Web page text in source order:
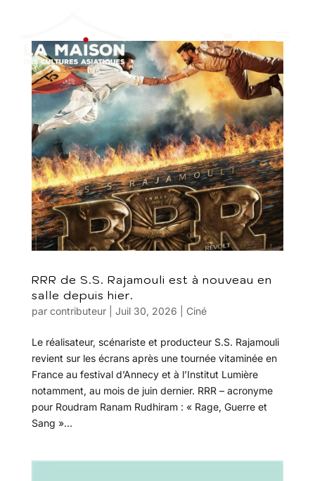
RRR de S.S. Rajamouli est à nouveau en
salle depuis hier.
par contributeur| Juil 30, 2026 Ciné
Le réalisateur, scénariste et producteur S.S. Rajamouli
revient sur les écrans après une tournée vitaminée en
France au festival d’Annecy et à l’Institut Lumière
notamment, au mois de juin dernier. RRR – acronyme
pour Roudram Ranam Rudhiram : « Rage, Guerre et
Sang »...